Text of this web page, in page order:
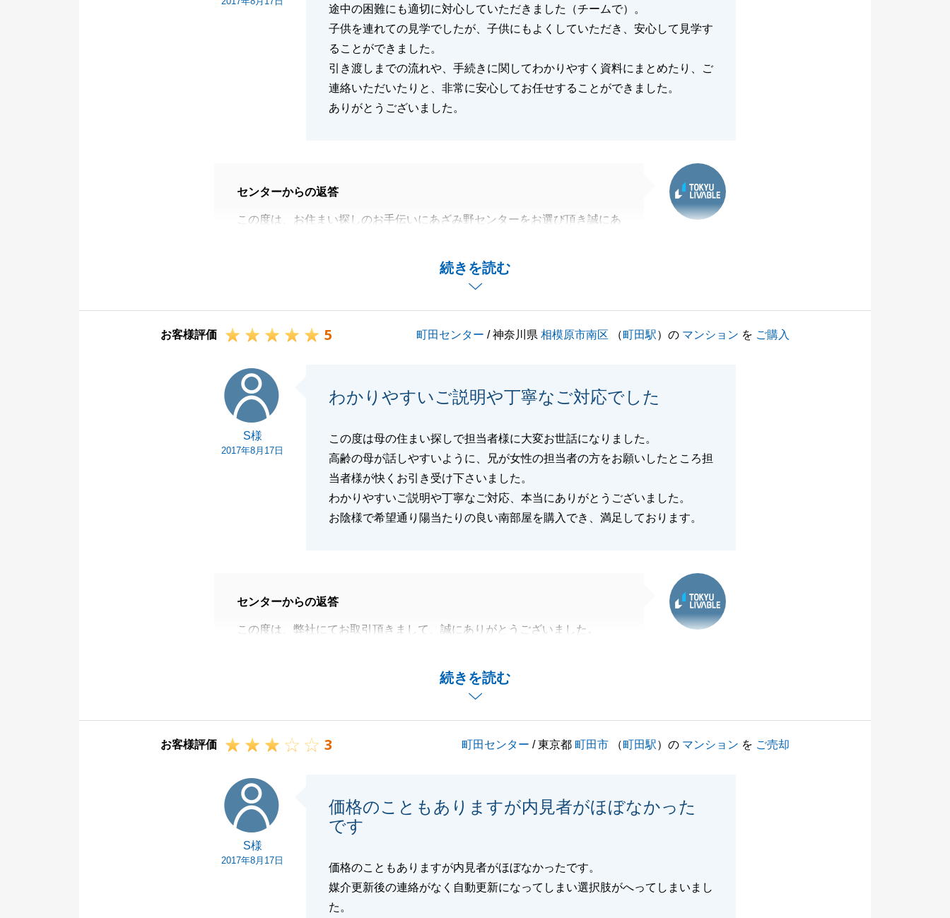
閉じる
途中の困難にも適切に対心していただきました（チームで）。
子供を連れての見学でしたが、子供にもよくしていただき、安心して見学す
ることができました。
引き渡しまでの流れや、手続きに関してわかりやすく資料にまとめたり、ご
連絡いただいたりと、非常に安心してお任せすることができました。
ありがとうございました。
続きを読む
センターからの返答
この度は、お住まい探しのお手伝いにあざみ野センターをお選び頂き誠にあ
Ｍ様とは現地販売会で初めてお会いし複数回ご案内させて頂きましたが、お
子様も元気いっぱいで楽しくご案内することができました。
宜しくお願い申し上げます。
お客様評価 5 町田センター / 神奈川県相模原市南区 （町田駅）の マンション を ご購入
S様
2017年8月17日
わかりやすいご説明や丁寧なご対応でした
この度は母の住まい探しで担当者様に大変お世話になりました。
高齢の母が話しやすいように、兄が女性の担当者の方をお願いしたところ担
当者様が快くお引き受け下さいました。
わかりやすいご説明や丁寧なご対応、本当にありがとうございました。
お陰様で希望通り陽当たりの良い南部屋を購入でき、満足しております。
続きを読む
センターからの返答
この度は、弊社にてお取引頂きまして、誠にありがとうございました。
になったこと、大変うれしく思っております。
眺望、陽当りの良好な物件かと思いますので、リフォームの完成がとても楽
今後とも東急リバブルを宜しくお願い致します。
お客様評価 3 町田センター / 東京都町田市 （町田駅）の マンション を ご売却
S様
2017年8月17日
価格のこともありますが内見者がほぼなかった
です
価格のこともありますが内見者がほぼなかったです。
媒介更新後の連絡がなく自動更新になってしまい選択肢がへってしまいまし
た。